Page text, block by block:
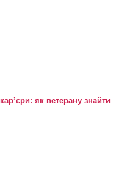
як ветерану знайти